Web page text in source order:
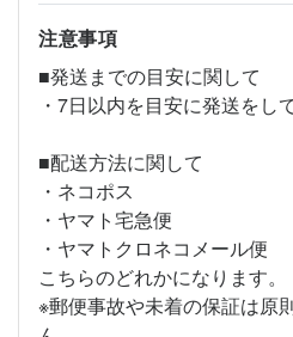
注意事項
■発送までの目安に関して
・7日以内を目安に発送をし
■配送方法に関して
・ネコポス
・ヤマト宅急便
・ヤマトクロネコメール便
こちらのどれかになります。
※郵便事故や未着の保証は原